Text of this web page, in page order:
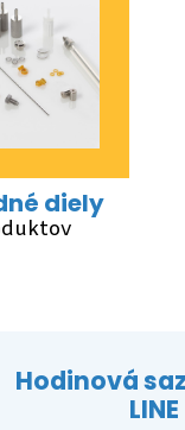
diely
Hodinová
LINE